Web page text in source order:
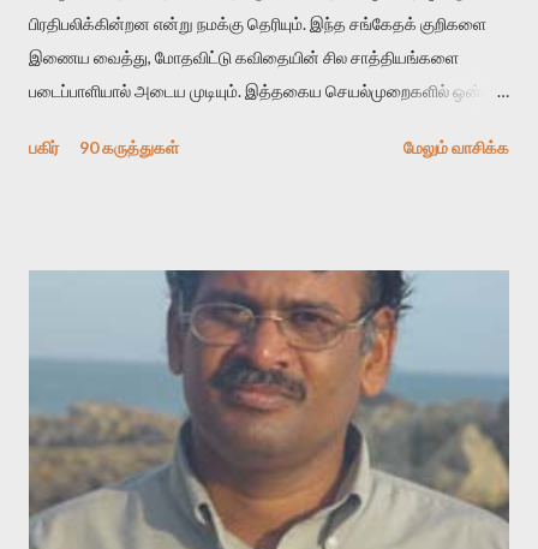
பிரதிபலிக்கின்றன என்று நமக்கு தெரியும். இந்த சங்கேதக் குறிகளை
இணைய வைத்து, மோதவிட்டு கவிதையின் சில சாத்தியங்களை
படைப்பாளியால் அடைய முடியும். இத்தகைய செயல்முறைகளில் ஒன்றை
காலத்தில் ஜாலவித்தைக்காரர்கள் வந்து போன பின் அவர்களின்
அதிகமாக்கும். கொல்லாது. ஒரு கனவை மீட்டெடுப்பதன் நோக்கம்
என்னவாக இருக்கும்? கவிதையின் அரூப இயக்கத்தை பொதுவயமாக
வடிக்க முயல்வதும் அதற்கே. கோயில் கருவறையின்
மென்வெளிச்சத்தில் நுண்பேசியின் படக்கருவியை இயக்கி சாத்தி
வைத்து விட்டு இயக்கத்தை அறிவோம். அறிதல் அபச்சாரமில்லை.
பயணப் படிமம் என்பது காக்னிடிவ் பொயடிக்ஸ் எனும் சமகால
விமர்சனத்தின் ஒரு முக்கிய கருவி. இக்கருவியை மனுஷ்யபுத்திரனின்
“காலை வணக்கங்கள்” எனும் ஒரு கவிதையில் சொருகப் போகிறோம்.
பகிர் 90 கருத்துகள் மேலும் வாசிக்க